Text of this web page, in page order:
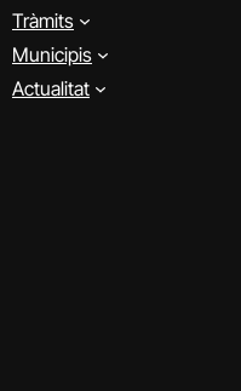
Tràmits
Municipis
Actualitat